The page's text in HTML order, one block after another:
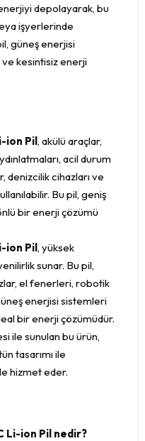
depolayarak, bu
işyerlerinde
güneş enerjisi
kesintisiz enerji
ion Pil, akülü araçlar,
acil durum
denizcilik cihazları ve
Bu pil, geniş
bir enerji çözümü
ion Pil, yüksek
sunar. Bu pil,
el fenerleri, robotik
enerjisi sistemleri
bir enerji çözümüdür.
ile sunulan bu ürün,
tasarımı ile
hizmet eder.
Li-ion Pil nedir?